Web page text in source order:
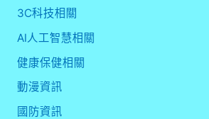
3C科技相關
AI人工智慧相關
健康保健相關
動漫資訊
國防資訊